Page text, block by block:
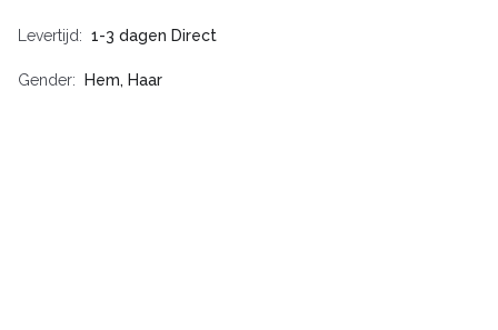
Levertijd 1-3 dagen Direct
Gender Hem, Haar